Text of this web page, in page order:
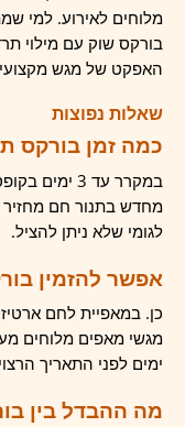
מלוחים לאירוע. למי
בורקס שוק עם מילוי
האפקט של מגש מקצועי
שאלות נפוצות
כמה זמן בורקס
במקרר עד 3
מחדש בתנור חם מחזיר
לגומי שלא ניתן להציל.
אפשר להזמין
כן. במאפיית לחם
ימים לפני התאריך
מה ההבדל בין